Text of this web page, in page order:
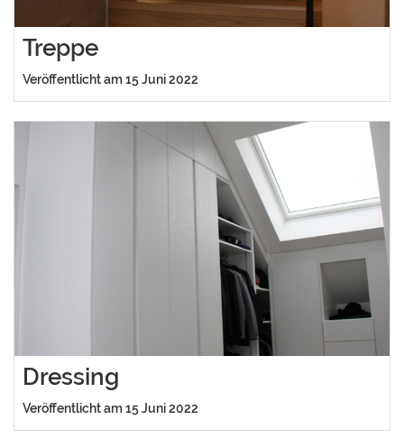
Treppe
Veröffentlicht am 15 Juni 2022
Dressing
Veröffentlicht am 15 Juni 2022